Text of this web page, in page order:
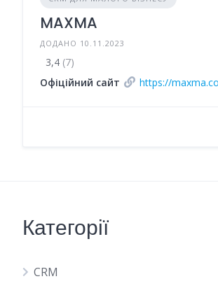
MAXMA
ДОДАНО 10.11.2023
3,4 (7)
Офіційний сайт
https://
Категорії
CRM